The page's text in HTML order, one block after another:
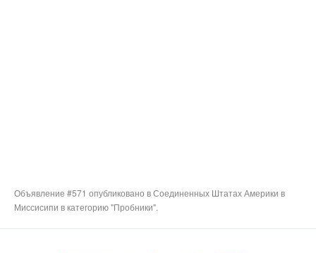
Объявление #571 опубликовано в Соединенных Штатах Америки в
Миссисипи в категорию "Пробники".